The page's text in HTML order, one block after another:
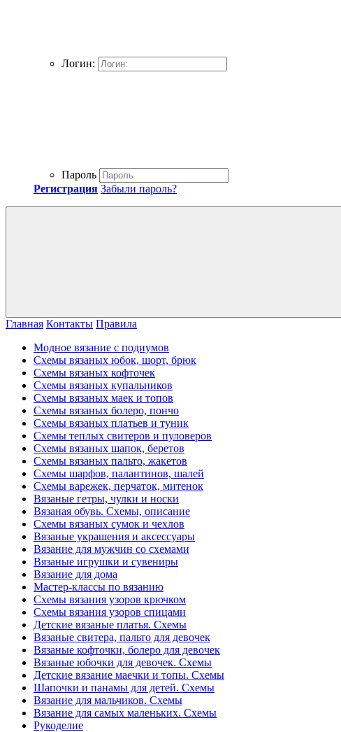
Логин:
Пароль
Регистрация Забыли пароль?
Главная Контакты Правила
Модное вязание с подиумов
Схемы вязаных юбок, шорт, брюк
Схемы вязаных кофточек
Схемы вязаных купальников
Схемы вязаных маек и топов
Схемы вязаных болеро, пончо
Схемы вязаных платьев и туник
Схемы теплых свитеров и пуловеров
Схемы вязаных шапок, беретов
Схемы вязаных пальто, жакетов
Схемы шарфов, палантинов, шалей
Схемы варежек, перчаток, митенок
Вязаные гетры, чулки и носки
Вязаная обувь. Схемы, описание
Схемы вязаных сумок и чехлов
Вязаные украшения и аксессуары
Вязание для мужчин со схемами
Вязаные игрушки и сувениры
Вязание для дома
Мастер-классы по вязанию
Схемы вязания узоров крючком
Схемы вязания узоров спицами
Детские вязаные платья. Схемы
Вязаные свитера, пальто для девочек
Вязаные кофточки, болеро для девочек
Вязаные юбочки для девочек. Схемы
Детские вязание маечки и топы. Схемы
Шапочки и панамы для детей. Схемы
Вязание для мальчиков. Схемы
Вязание для самых маленьких. Схемы
Рукоделие